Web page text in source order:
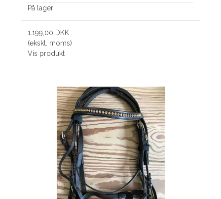
På lager
1.199,00 DKK
(ekskl. moms)
Vis produkt